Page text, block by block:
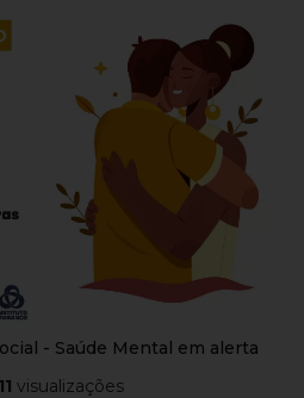
- Saúde Mental em alerta
visualizações